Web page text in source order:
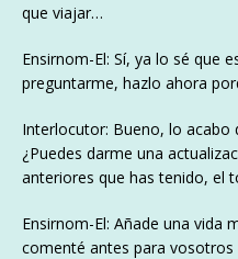
que viajar…
Ensirnom-El: Sí, ya lo sé que
preguntarme, hazlo ahora
Interlocutor: Bueno, lo acabo
¿Puedes darme una
anteriores que has tenido, el
Ensirnom-El: Añade una vida
comenté antes para